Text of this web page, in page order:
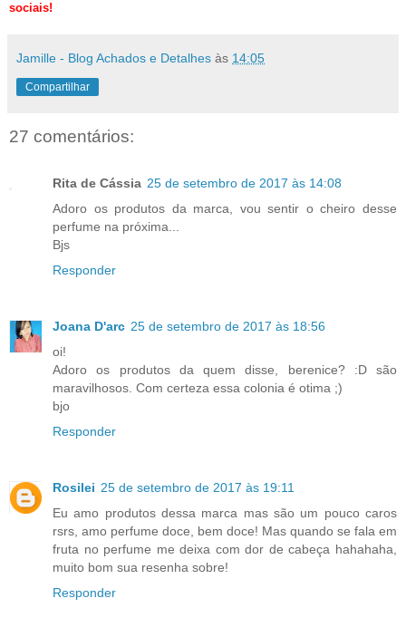
sociais!
Jamille - Blog Achados e Detalhes às 14:05
Compartilhar
27 comentários:
Rita de Cássia 25 de setembro de 2017 às 14:08
Adoro os produtos da marca, vou sentir o cheiro desse
perfume na próxima...
Bjs
Responder
Joana D'arc 25 de setembro de 2017 às 18:56
oi!
Adoro os produtos da quem disse, berenice? :D são
maravilhosos. Com certeza essa colonia é otima ;)
bjo
Responder
Rosilei 25 de setembro de 2017 às 19:11
Eu amo produtos dessa marca mas são um pouco caros
rsrs, amo perfume doce, bem doce! Mas quando se fala em
fruta no perfume me deixa com dor de cabeça hahahaha,
muito bom sua resenha sobre!
Responder